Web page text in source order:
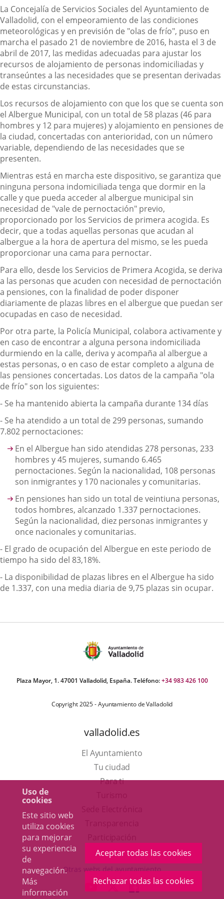
Uso de
cookies
Este sitio web
utiliza cookies
para mejorar
su experiencia
de
navegación.
Más
información
Aceptar todas las cookies
Rechazar todas las cookies
Descripción
La Concejalía de Servicios Sociales del Ayuntamiento de
Valladolid, con el empeoramiento de las condiciones
meteorológicas y en previsión de "olas de frío", puso en
marcha el pasado 21 de noviembre de 2016, hasta el 3 de
abril de 2017, las medidas adecuadas para ajustar los
recursos de alojamiento de personas indomiciliadas y
transeúntes a las necesidades que se presentan derivadas
de estas circunstancias.
Los recursos de alojamiento con que los que se cuenta son
el Albergue Municipal, con un total de 58 plazas (46 para
hombres y 12 para mujeres) y alojamiento en pensiones de
la ciudad, concertadas con anterioridad, con un número
variable, dependiendo de las necesidades que se
presenten.
Mientras está en marcha este dispositivo, se garantiza que
ninguna persona indomiciliada tenga que dormir en la
calle y que pueda acceder al albergue municipal sin
necesidad de "vale de pernoctación" previo,
proporcionado por los Servicios de primera acogida. Es
decir, que a todas aquellas personas que acudan al
albergue a la hora de apertura del mismo, se les pueda
proporcionar una cama para pernoctar.
Para ello, desde los Servicios de Primera Acogida, se deriva
a las personas que acuden con necesidad de pernoctación
a pensiones, con la finalidad de poder disponer
diariamente de plazas libres en el albergue que puedan ser
ocupadas en caso de necesidad.
Por otra parte, la Policía Municipal, colabora activamente y
en caso de encontrar a alguna persona indomiciliada
durmiendo en la calle, deriva y acompaña al albergue a
estas personas, o en caso de estar completo a alguna de
las pensiones concertadas. Los datos de la campaña "ola
de frío" son los siguientes:
- Se ha mantenido abierta la campaña durante 134 días
- Se ha atendido a un total de 299 personas, sumando
7.802 pernoctaciones:
En el Albergue han sido atendidas 278 personas, 233
hombres y 45 mujeres, sumando 6.465
pernoctaciones. Según la nacionalidad, 108 personas
son inmigrantes y 170 nacionales y comunitarias.
En pensiones han sido un total de veintiuna personas,
todos hombres, alcanzado 1.337 pernoctaciones.
Según la nacionalidad, diez personas inmigrantes y
once nacionales y comunitarias.
- El grado de ocupación del Albergue en este periodo de
tiempo ha sido del 83,18%.
- La disponibilidad de plazas libres en el Albergue ha sido
de 1.337, con una media diaria de 9,75 plazas sin ocupar.
Plaza Mayor, 1. 47001 Valladolid, España. Teléfono:+34 983 426 100
Copyright 2025 - Ayuntamiento de Valladolid
valladolid.es
El Ayuntamiento
Tu ciudad
Para ti
en
una
ventana
nueva.
aplicación
externa.
Otras webs del ayuntamiento
ENLACEENLACEENLACE